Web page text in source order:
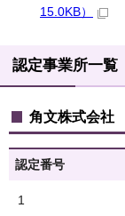
15.0KB）
認定事業所一覧
角文株式会社
認定番号
1